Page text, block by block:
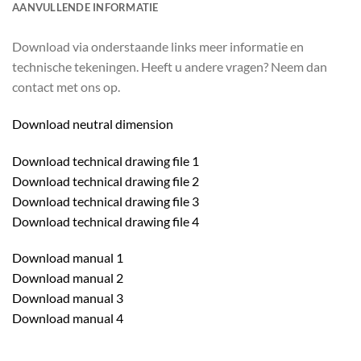
AANVULLENDE INFORMATIE
Download via onderstaande links meer informatie en
technische tekeningen. Heeft u andere vragen? Neem dan
contact met ons op.
Download neutral dimension
Download technical drawing file 1
Download technical drawing file 2
Download technical drawing file 3
Download technical drawing file 4
Download manual 1
Download manual 2
Download manual 3
Download manual 4